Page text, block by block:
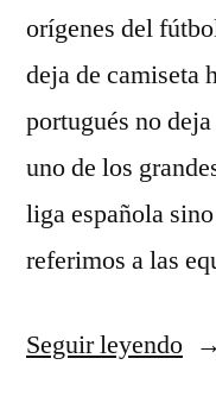
orígenes del
deja de camiseta
portugués no
uno de los
liga española
referimos a las
Seguir leyendo